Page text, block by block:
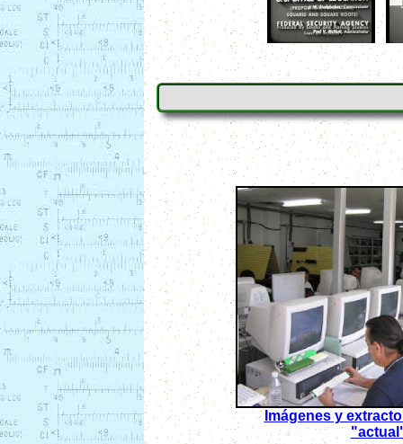
Imágenes y